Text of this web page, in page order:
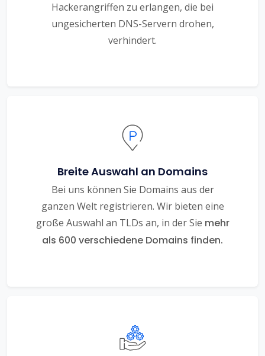
Hackerangriffen zu erlangen, die bei
ungesicherten DNS-Servern drohen,
verhindert.
Breite Auswahl an Domains
Bei uns können Sie Domains aus der
ganzen Welt registrieren. Wir bieten eine
große Auswahl an TLDs an, in der Sie mehr
als 600 verschiedene Domains finden.